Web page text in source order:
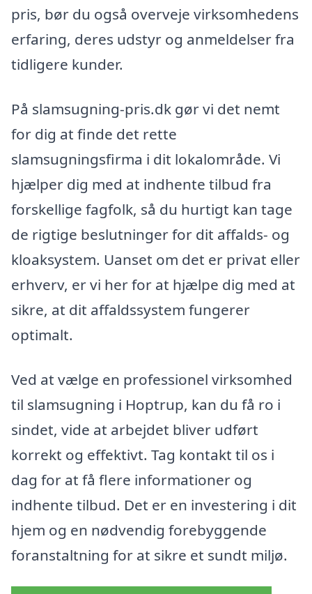
pris, bør du også overveje virksomhedens
erfaring, deres udstyr og anmeldelser fra
tidligere kunder.
På slamsugning-pris.dk gør vi det nemt
for dig at finde det rette
slamsugningsfirma i dit lokalområde. Vi
hjælper dig med at indhente tilbud fra
forskellige fagfolk, så du hurtigt kan tage
de rigtige beslutninger for dit affalds- og
kloaksystem. Uanset om det er privat eller
erhverv, er vi her for at hjælpe dig med at
sikre, at dit affaldssystem fungerer
optimalt.
Ved at vælge en professionel virksomhed
til slamsugning i Hoptrup, kan du få ro i
sindet, vide at arbejdet bliver udført
korrekt og effektivt. Tag kontakt til os i
dag for at få flere informationer og
indhente tilbud. Det er en investering i dit
hjem og en nødvendig forebyggende
foranstaltning for at sikre et sundt miljø.